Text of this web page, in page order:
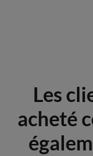
Les
acheté